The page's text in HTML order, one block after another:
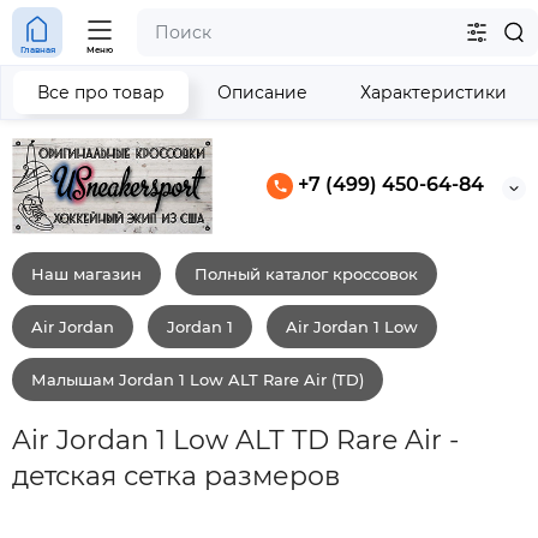
+7 (499) 450-64-84
Главная Меню
Наш магазин Полный каталог кроссовок
Air Jordan Jordan 1 Air Jordan 1 Low
Малышам Jordan 1 Low ALT Rare Air (TD)
Air Jordan 1 Low ALT TD Rare Air -
детская сетка размеров
Все про товар Описание Характеристики